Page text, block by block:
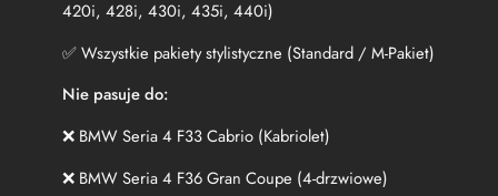
2
0
3
2
2
420i, 428i, 430i, 435i, 440i)
✅ Wszystkie pakiety stylistyczne (Standard / M-Pakiet)
Nie pasuje do:
❌ BMW Seria 4 F33 Cabrio (Kabriolet)
❌ BMW Seria 4 F36 Gran Coupe (4-drzwiowe)